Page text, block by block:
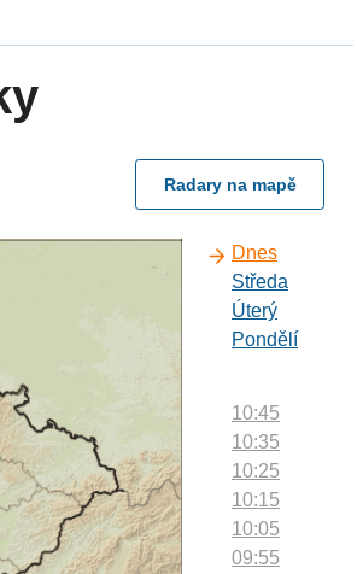
Radary na mapě
Dnes
Středa
Úterý
Pondělí
10:45
10:35
10:25
10:15
10:05
09:55